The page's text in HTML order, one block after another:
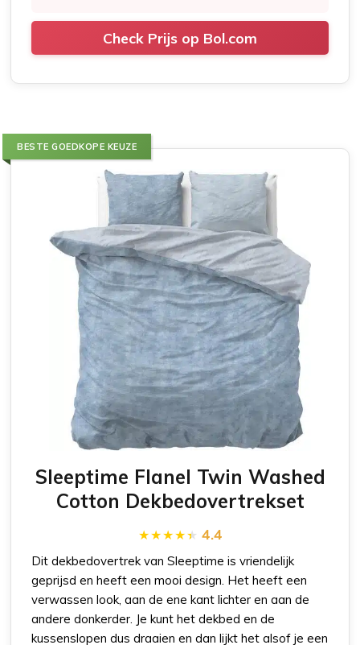
Check Prijs op Bol.com
BESTE GOEDKOPE KEUZE
Sleeptime Flanel Twin Washed
Cotton Dekbedovertrekset
4.4
Dit dekbedovertrek van Sleeptime is vriendelijk
geprijsd en heeft een mooi design. Het heeft een
verwassen look, aan de ene kant lichter en aan de
andere donkerder. Je kunt het dekbed en de
kussenslopen dus draaien en dan lijkt het alsof je een